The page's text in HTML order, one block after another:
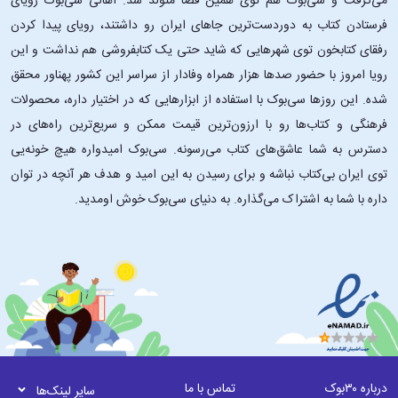
فرستادن کتاب به دوردست‌ترین جاهای ایران رو داشتند، رویای پیدا کردن
رفقای کتابخون توی شهرهایی که شاید حتی یک کتابفروشی هم نداشت و این
رویا امروز با حضور صدها هزار همراه وفادار از سراسر این کشور پهناور محقق
شده. این ‌روزها سی‌بوک با استفاده از ابزارهایی که در اختیار داره، محصولات
فرهنگی و کتاب‌ها رو با ارزون‌ترین قیمت ممکن و سریع‌ترین راه‌های در
دسترس به شما عاشق‌های کتاب می‌رسونه. سی‌بوک امیدواره هیچ خونه‌یی
توی ایران بی‌کتاب نباشه و برای رسیدن به این امید و هدف هر آنچه در توان
داره با شما به اشتراک می‌گذاره. به دنیای سی‌بوک خوش اومدید.
درباره ۳۰بوک تماس با ما سایر لینک‌ها